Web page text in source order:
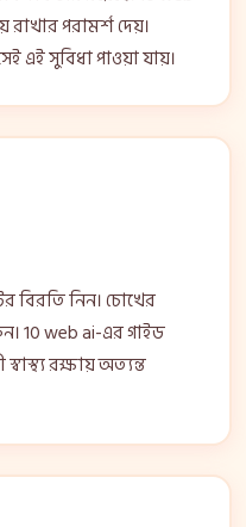
রাখার পরামর্শ দেয়।
এই সুবিধা পাওয়া যায়।
বিরতি নিন। চোখের
10 web ai-এর গাইড
রক্ষায় অত্যন্ত